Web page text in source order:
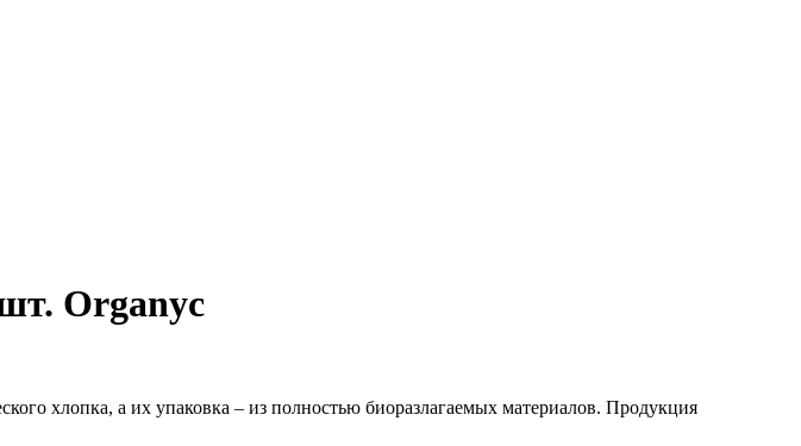
Organyc
хлопка, а их упаковка – из полностью биоразлагаемых материалов. Продукция